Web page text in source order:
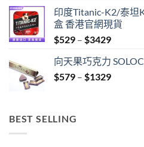
$459
through
$1329
印度Titanic-K2/泰坦
盒 香港官網現貨
$529 – $3429Price
$529
through
向天果巧克力
$579 – $1329Price
BEST SELLING